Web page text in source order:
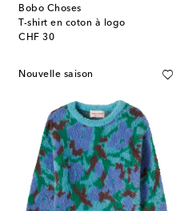
Bobo Choses
T-shirt en coton à logo
CHF 30
original price
Nouvelle saison